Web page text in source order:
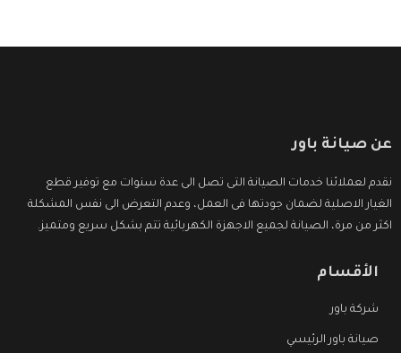
عن صيانة باور
نقدم لعملائنا خدمات الصيانة التى تصل الى عدة سنوات مع توفير قطع
الغيار الاصلية لضمان جودتها فى العمل، وعدم التعرض الى نفس المشكلة
اكثر من مرة، الصيانة لجميع الاجهزة الكهربائية تتم بشكل سريع ومتميز.
الأقسام
شركة باور
صيانة باور الرئيسي